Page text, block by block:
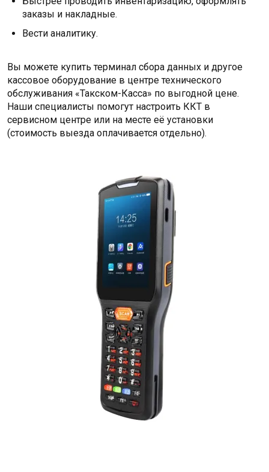
заказы и накладные.
Вести аналитику.
Вы можете купить терминал сбора данных и другое
кассовое оборудование в центре технического
обслуживания «Такском-Касса» по выгодной цене.
Наши специалисты помогут настроить ККТ в
сервисном центре или на месте её установки
(стоимость выезда оплачивается отдельно).